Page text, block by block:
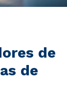
de
de